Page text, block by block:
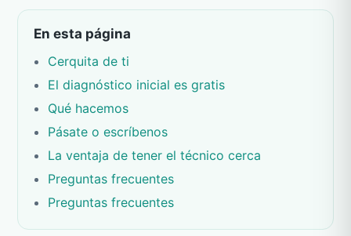
En esta página
Cerquita de ti
El diagnóstico inicial es gratis
Qué hacemos
Pásate o escríbenos
La ventaja de tener el técnico cerca
Preguntas frecuentes
Preguntas frecuentes